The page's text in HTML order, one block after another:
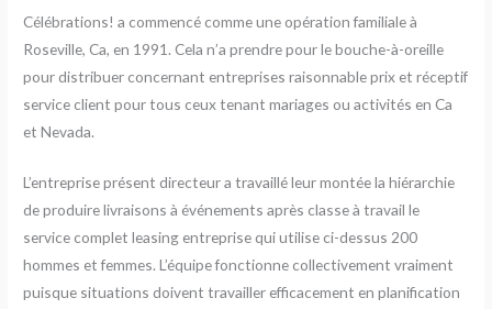
Célébrations! a commencé comme une opération familiale à
Roseville, Ca, en 1991. Cela n’a prendre pour le bouche-à-oreille
pour distribuer concernant entreprises raisonnable prix et réceptif
service client pour tous ceux tenant mariages ou activités en Ca
et Nevada.
L’entreprise présent directeur a travaillé leur montée la hiérarchie
de produire livraisons à événements après classe à travail le
service complet leasing entreprise qui utilise ci-dessus 200
hommes et femmes. L’équipe fonctionne collectivement vraiment
puisque situations doivent travailler efficacement en planification